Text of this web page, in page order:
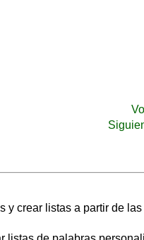
y crear listas a partir de